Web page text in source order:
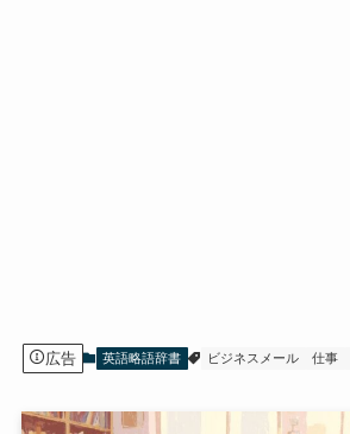
広告 英語略語辞書 ビジネスメール 仕事